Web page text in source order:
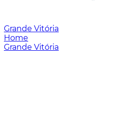
Grande Vitória
Home
Grande Vitória